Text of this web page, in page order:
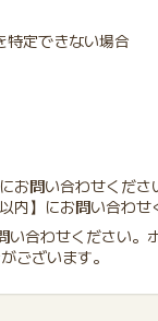
特定できない場合
問い合わせくださ
】にお問い合わせ
い合わせください。
ございます。